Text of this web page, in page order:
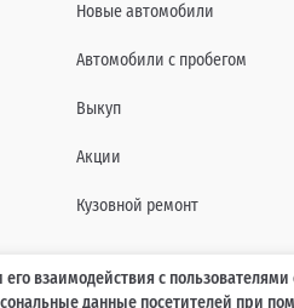
Новые автомобили
Автомобили с пробегом
Выкуп
Акции
Кузовной ремонт
взаимодействия с пользователями
данные посетителей при